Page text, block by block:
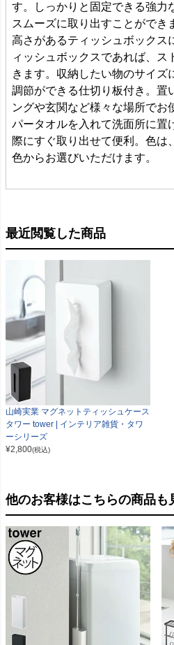
す。しっかりと固定できる強力
スムーズに取り出すことができ
高さがあるティッシュボックス
ィッシュボックスであれば、ス
きます。収納したい物のサイズ
調節ができる仕切り板付き。置
ングや玄関など様々な場所でお
パータオルを入れて洗面所に置
際にすぐ取り出せて便利。色は
色からお選びいただけます。
最近閲覧した商品
山崎実業 マグネットティッシュケース
タワー tower | インテリア雑貨・タワ
ーシリーズ
¥2,800(税込)
他のお客様はこちらの商品も